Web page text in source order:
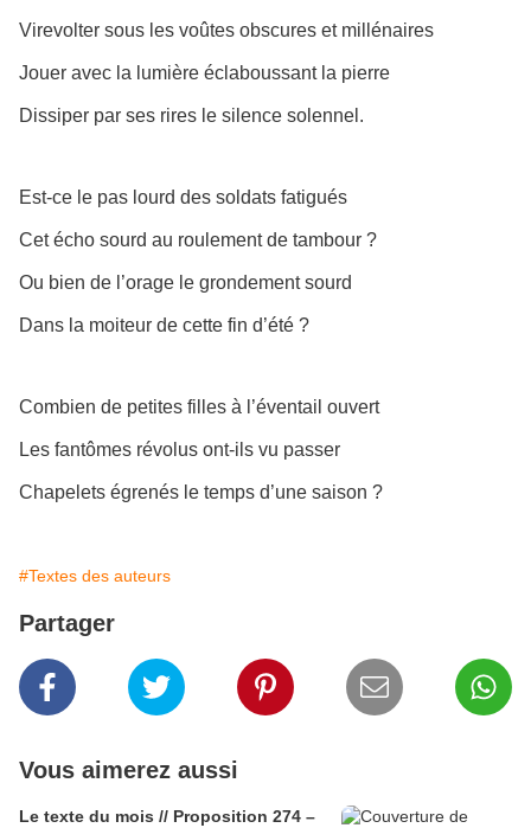
Virevolter sous les voûtes obscures et millénaires
Jouer avec la lumière éclaboussant la pierre
Dissiper par ses rires le silence solennel.
Est-ce le pas lourd des soldats fatigués
Cet écho sourd au roulement de tambour ?
Ou bien de l’orage le grondement sourd
Dans la moiteur de cette fin d’été ?
Combien de petites filles à l’éventail ouvert
Les fantômes révolus ont-ils vu passer
Chapelets égrenés le temps d’une saison ?
#Textes des auteurs
Partager
Vous aimerez aussi
Le texte du mois // Proposition 274 –